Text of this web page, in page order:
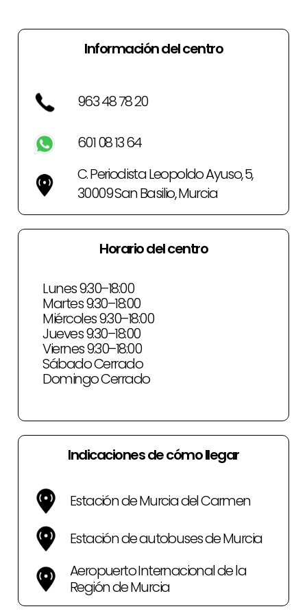
Información del centro
963 48 78 20
601 08 13 64
C. Periodista Leopoldo Ayuso, 5,
30009 San Basilio, Murcia
Horario del centro
Lunes 9:30–18:00
Martes 9:30–18:00
Miércoles 9:30–18:00
Jueves 9:30–18:00
Viernes 9:30–18:00
Sábado Cerrado
Domingo Cerrado
Indicaciones de cómo llegar
Estación de Murcia del Carmen
Estación de autobuses de Murcia
Aeropuerto Internacional de la
Región de Murcia